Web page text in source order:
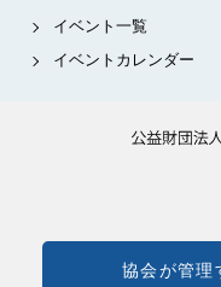
イベント一覧
イベントカレンダー
協会が管理